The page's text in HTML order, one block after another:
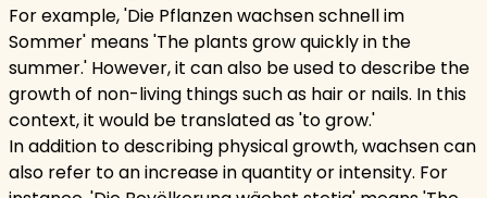
For example, 'Die Pflanzen wachsen schnell im
Sommer' means 'The plants grow quickly in the
summer.' However, it can also be used to describe the
growth of non-living things such as hair or nails. In this
context, it would be translated as 'to grow.'
In addition to describing physical growth, wachsen can
also refer to an increase in quantity or intensity. For